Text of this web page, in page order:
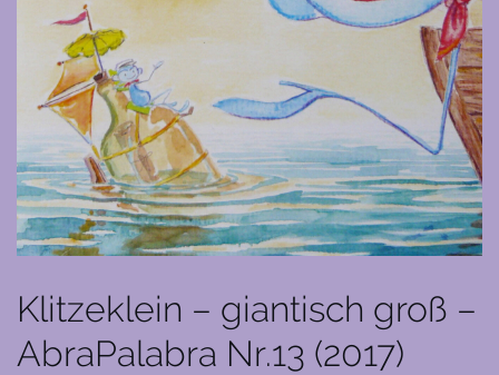
Klitzeklein – giantisch groß –
AbraPalabra Nr.13 (2017)